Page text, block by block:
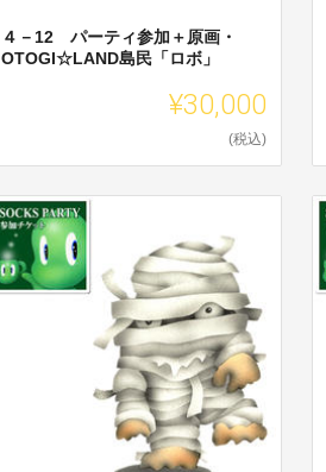
４－12 パーティ参加＋原画・
OTOGI☆LAND島民「ロボ」
¥30,000
(税込)